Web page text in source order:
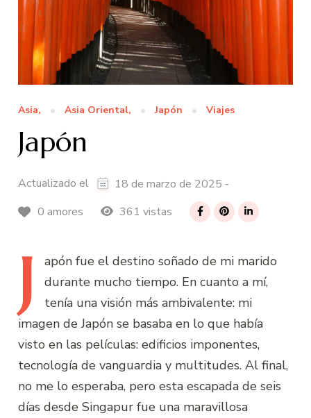
Asia, Asia Oriental, Japón Viajes
Japón
Actualizado el
18 de marzo de 2025 -
0 amores
361 vistas
J apón fue el destino soñado de mi marido
durante mucho tiempo. En cuanto a mí,
tenía una visión más ambivalente: mi
imagen de Japón se basaba en lo que había
visto en las películas: edificios imponentes,
tecnología de vanguardia y multitudes. Al final,
no me lo esperaba, pero esta escapada de seis
días desde Singapur fue una maravillosa